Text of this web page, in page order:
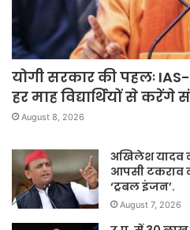
योगी सरकार की पहलः
हर माह विद्यार्थियों से करेंगे
August 8, 2026
अखिलेश यादव
आपसी टकराव
‘ट्रबल इंजन’.
August 7, 2026